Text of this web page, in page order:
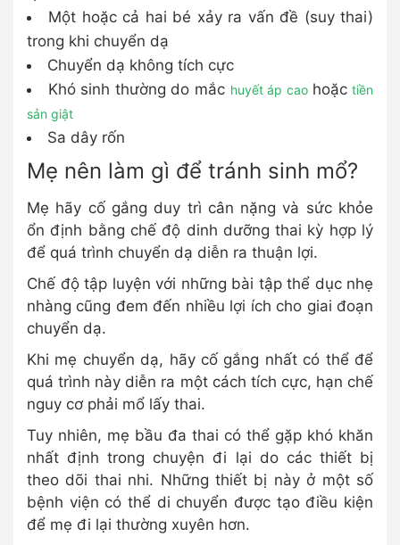
Một hoặc cả hai bé xảy ra vấn đề (suy thai)
trong khi chuyển dạ
Chuyển dạ không tích cực
Khó sinh thường do mắc huyết áp caohoặc tiền
sản giật
Sa dây rốn
Mẹ nên làm gì để tránh sinh mổ?
Mẹ hãy cố gắng duy trì cân nặng và sức khỏe
ổn định bằng chế độ dinh dưỡng thai kỳ hợp lý
để quá trình chuyển dạ diễn ra thuận lợi.
Chế độ tập luyện với những bài tập thể dục nhẹ
nhàng cũng đem đến nhiều lợi ích cho giai đoạn
chuyển dạ.
Khi mẹ chuyển dạ, hãy cố gắng nhất có thể để
quá trình này diễn ra một cách tích cực, hạn chế
nguy cơ phải mổ lấy thai.
Tuy nhiên, mẹ bầu đa thai có thể gặp khó khăn
nhất định trong chuyện đi lại do các thiết bị
theo dõi thai nhi. Những thiết bị này ở một số
bệnh viện có thể di chuyển được tạo điều kiện
để mẹ đi lại thường xuyên hơn.